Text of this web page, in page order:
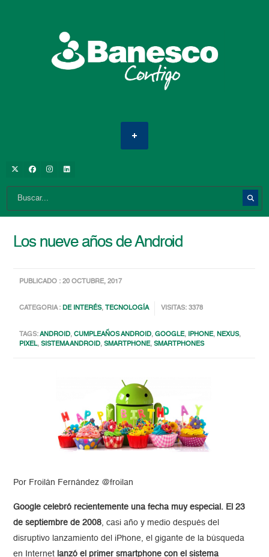
Los nueve años de Android
PUBLICADO : 20 OCTUBRE, 2017
CATEGORIA :DE INTERÉS, TECNOLOGÍA VISITAS: 3378
TAGS:ANDROID,CUMPLEAÑOS ANDROID,GOOGLE, IPHONE,NEXUS,
PIXEL,SISTEMA ANDROID,SMARTPHONE,SMARTPHONES
Por Froilán Fernández @froilan
Google celebró recientemente una fecha muy especial. El 23
de septiembre de 2008, casi año y medio después del
disruptivo lanzamiento del iPhone, el gigante de la búsqueda
en Internet lanzó el primer smartphone con el sistema